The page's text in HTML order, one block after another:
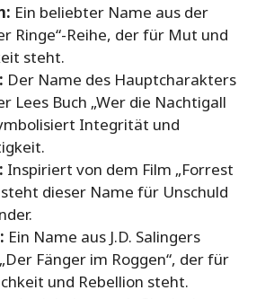
Ein beliebter Name aus der
Ringe“-Reihe, der für Mut und
steht.
Der Name des Hauptcharakters
Lees Buch „Wer die Nachtigall
Integrität und
Inspiriert von dem Film „Forrest
steht dieser Name für Unschuld
Ein Name aus J.D. Salingers
Fänger im Roggen“, der für
und Rebellion steht.